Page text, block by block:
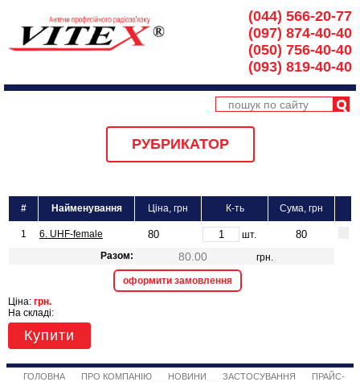
(044) 566-20-77
(097) 874-40-40
(050) 756-40-40
(093) 819-40-40
РУБРИКАТОР
# Найменування Ціна, грн К-ть Сума, грн
1 6. UHF-female
шт.
Разом:
грн.
оформити замовлення
Ціна: грн.
На складі:
Купити
ГОЛОВНА ПРО КОМПАНІЮ НОВИНИ ЗАСТОСУВАННЯ
ПРАЙС-